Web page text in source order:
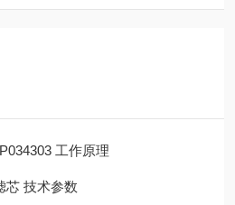
工作原理
芯 技术参数